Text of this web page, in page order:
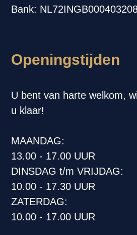
Bank:
Openingstijden
U bent van harte welkom,
u klaar!
MAANDAG:
13.00 - 17.00 UUR
DINSDAG t/m VRIJDAG:
10.00 - 17.30 UUR
ZATERDAG:
10.00 - 17.00 UUR